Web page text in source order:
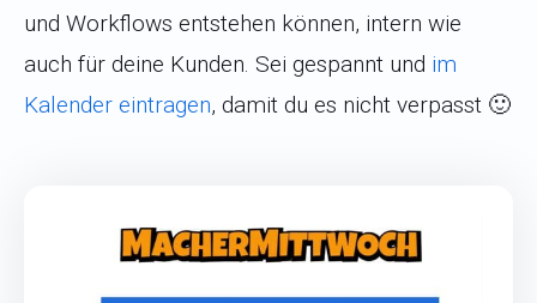
und Workflows entstehen können, intern wie
auch für deine Kunden. Sei gespannt und im
Kalender eintragen, damit du es nicht verpasst 🙂